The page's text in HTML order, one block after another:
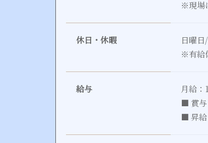
※現場
休日・休暇
日曜
※有給
給与
月給
■ 賞与
■ 昇給